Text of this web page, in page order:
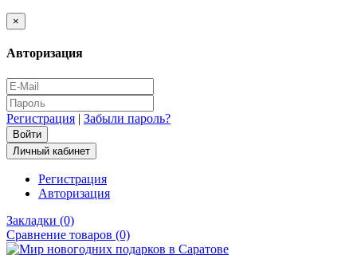
×
Авторизация
Регистрация | Забыли пароль?
Личный кабинет
Регистрация
Авторизация
Закладки (0)
Сравнение товаров (0)